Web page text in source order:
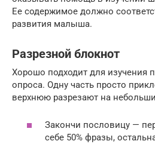
Ее содержимое должно
развития малыша.
Разрезной блокнот
Хорошо подходит для изучения
опроса. Одну часть просто
верхнюю разрезают на
Закончи пословицу —
себе 50% фразы,